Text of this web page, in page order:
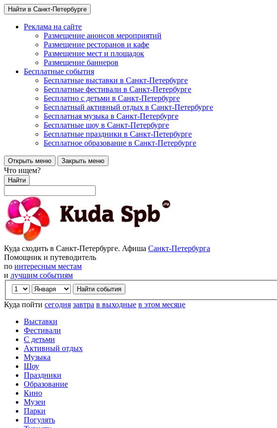
Найти в Санкт-Петербурге
Реклама на сайте
Размещение анонсов мероприятий
Размещение ресторанов и кафе
Размещение мест и площадок
Размещение баннеров
Бесплатные события
Бесплатные выставки в Санкт-Петербурге
Бесплатные фестивали в Санкт-Петербурге
Бесплатно с детьми в Санкт-Петербурге
Бесплатный активный отдых в Санкт-Петербурге
Бесплатная музыка в Санкт-Петербурге
Бесплатные шоу в Санкт-Петербурге
Бесплатные праздники в Санкт-Петербурге
Бесплатное образование в Санкт-Петербурге
Открыть меню Закрыть меню
Что ищем?
Найти
Куда сходить в Санкт-Петербурге. Афиша Санкт-Петербурга
Помощник и путеводитель
по интересным местам
и лучшим событиям
Куда пойти сегодня завтра в выходные в этом месяце
Выставки
Фестивали
С детьми
Активный отдых
Музыка
Шоу
Праздники
Образование
Кино
Музеи
Парки
Погулять